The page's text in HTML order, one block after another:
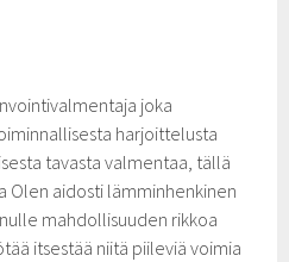
joka
harjoittelusta
tavasta valmentaa, tällä
Olen aidosti lämminhenkinen
mahdollisuuden rikkoa
itsestää niitä piileviä voimia